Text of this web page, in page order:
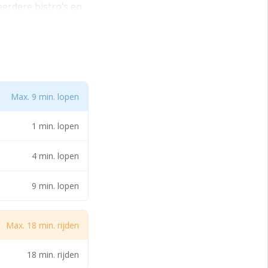
bistro’s en
kantoorruimte
ruimtes hebben
van
u bij Lebe aan
van de
gebouw. Wil je
Max. 9 min. lopen
1 min. lopen
4 min. lopen
9 min. lopen
Max. 18 min. rijden
18 min. rijden